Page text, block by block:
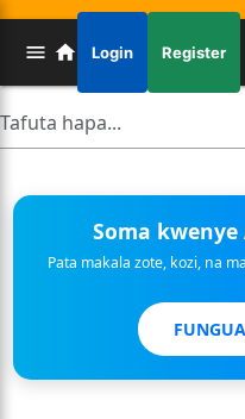
Login Register
Soma kwenye
Pata makala zote, kozi, na